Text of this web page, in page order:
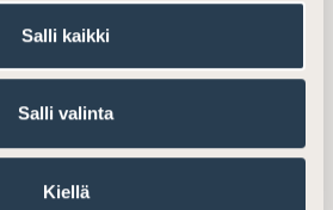
Salli kaikki
Salli valinta
Kiellä